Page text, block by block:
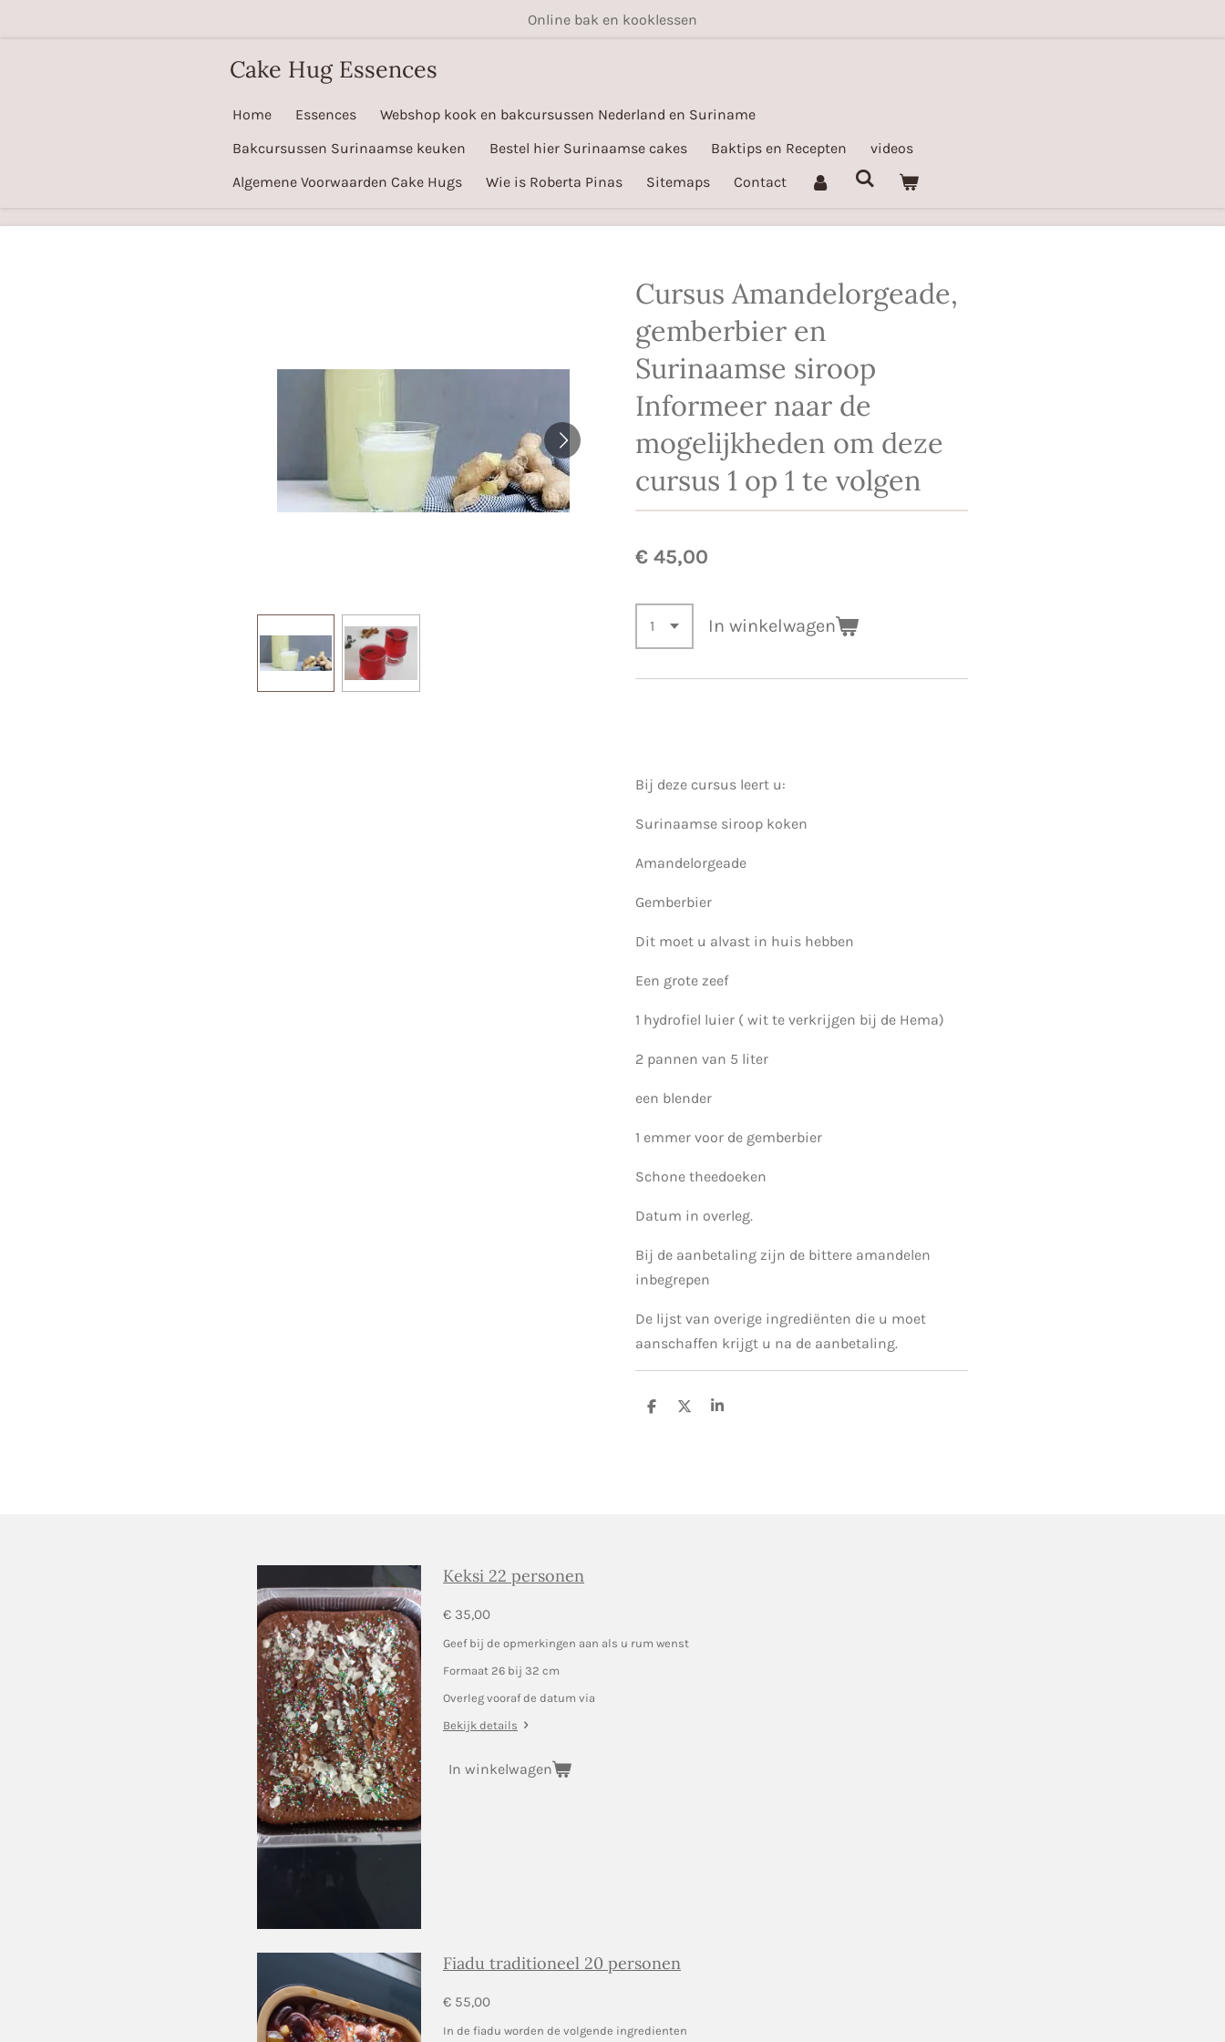
Online bak en kooklessen
Cake Hug Essences
Home Essences
Webshop kook en bakcursussen Nederland en Suriname
Bakcursussen Surinaamse keuken
Bestel hier Surinaamse cakes Baktips en Recepten
videos
Algemene Voorwaarden Cake Hugs
Wie is Roberta Pinas Sitemaps Contact
Cursus Amandelorgeade,
gemberbier en
Surinaamse siroop
Informeer naar de
mogelijkheden om deze
cursus 1 op 1 te volgen
€ 45,00
In winkelwagen
Bij deze cursus leert u:
Surinaamse siroop koken
Amandelorgeade
Gemberbier
Dit moet u alvast in huis hebben
Een grote zeef
1 hydrofiel luier ( wit te verkrijgen bij de Hema)
2 pannen van 5 liter
een blender
1 emmer voor de gemberbier
Schone theedoeken
Datum in overleg.
Bij de aanbetaling zijn de bittere amandelen
inbegrepen
De lijst van overige ingrediënten die u moet
aanschaffen krijgt u na de aanbetaling.
D
D
S
Keksi 22 personen
€ 35,00
Geef bij de opmerkingen aan als u rum wenst
Formaat 26 bij 32 cm
Overleg vooraf de datum via
Bekijk details
In winkelwagen
Fiadu traditioneel 20 personen
€ 55,00
In de fiadu worden de volgende ingredienten